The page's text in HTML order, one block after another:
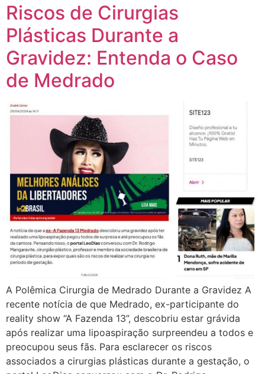
Riscos de Cirurgias
Plásticas Durante a
Gravidez: Entenda o Caso
de Medrado
A Polêmica Cirurgia de Medrado Durante a Gravidez A
recente notícia de que Medrado, ex-participante do
reality show “A Fazenda 13”, descobriu estar grávida
após realizar uma lipoaspiração surpreendeu a todos e
preocupou seus fãs. Para esclarecer os riscos
associados a cirurgias plásticas durante a gestação, o